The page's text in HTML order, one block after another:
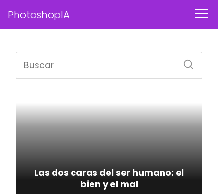
PhotoshopIA
Las dos caras del ser humano: el
bien y el mal